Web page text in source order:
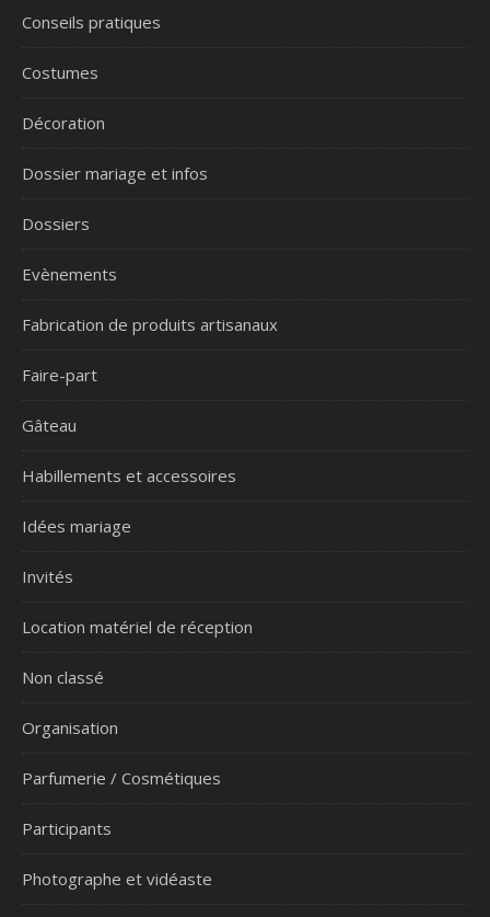
Conseils pratiques
Costumes
Décoration
Dossier mariage et infos
Dossiers
Evènements
Fabrication de produits artisanaux
Faire-part
Gâteau
Habillements et accessoires
Idées mariage
Invités
Location matériel de réception
Non classé
Organisation
Parfumerie / Cosmétiques
Participants
Photographe et vidéaste